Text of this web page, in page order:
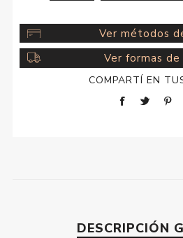
Ver métodos
Ver formas de
COMPARTÍ EN
DESCRIPCIÓN